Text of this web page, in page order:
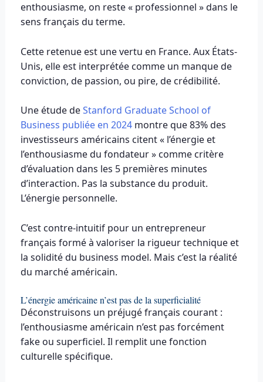
enthousiasme, on reste « professionnel » dans le
sens français du terme.
Cette retenue est une vertu en France. Aux États-
Unis, elle est interprétée comme un manque de
conviction, de passion, ou pire, de crédibilité.
Une étude deStanford Graduate School of
Business publiée en 2024montre que 83% des
investisseurs américains citent « l’énergie et
l’enthousiasme du fondateur » comme critère
d’évaluation dans les 5 premières minutes
d’interaction. Pas la substance du produit.
L’énergie personnelle.
C’est contre-intuitif pour un entrepreneur
français formé à valoriser la rigueur technique et
la solidité du business model. Mais c’est la réalité
du marché américain.
L’énergie américaine n’est pas de la superficialité
Déconstruisons un préjugé français courant :
l’enthousiasme américain n’est pas forcément
fake ou superficiel. Il remplit une fonction
culturelle spécifique.